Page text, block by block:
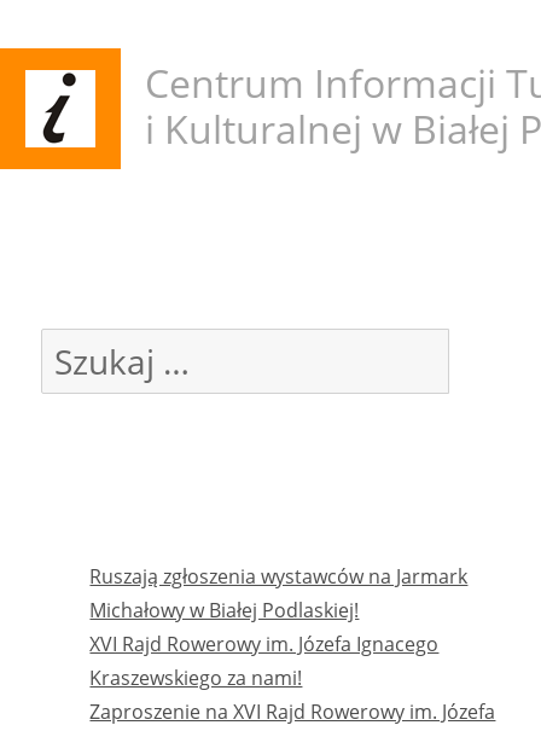
Centrum Informacji
i Kulturalnej w Białej
Szukaj:
Ruszają zgłoszenia wystawców na Jarmark
Michałowy w Białej Podlaskiej!
XVI Rajd Rowerowy im. Józefa Ignacego
Kraszewskiego za nami!
Zaproszenie na XVI Rajd Rowerowy im. Józefa